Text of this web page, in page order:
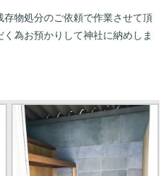
物処分のご依頼で作業させて頂
為お預かりして神社に納めしま